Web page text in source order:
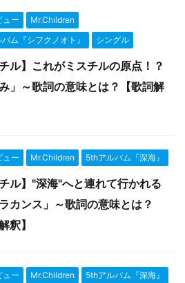
ュー
Mr.Children
ム『シフクノオト』
シングル
チル】これがミスチルの原点！？
み」～歌詞の意味とは？【歌詞解
ュー Mr.Children 5thアルバム『深海』
チル】"深海"へと連れて行かれる
ラカンス」～歌詞の意味とは？
釈】
ュー Mr.Children
5thアルバム『深海』